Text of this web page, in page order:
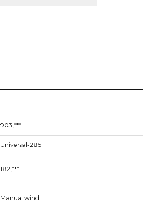
903,***
Universal-285
182,***
Manual wind